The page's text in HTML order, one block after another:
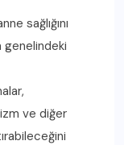
sağlığını
ve diğer